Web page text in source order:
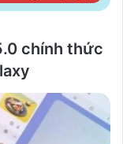
chính thức